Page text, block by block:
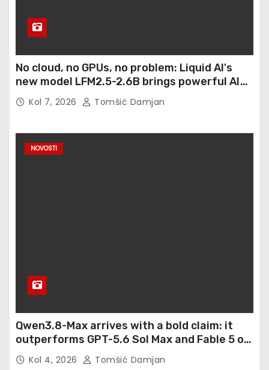
No cloud, no GPUs, no problem: Liquid AI's
new model LFM2.5-2.6B brings powerful AI
agents to devices as small as a Raspberry Pi
Kol 7, 2026 Tomšić Damjan
NOVOSTI
Qwen3.8-Max arrives with a bold claim: it
outperforms GPT-5.6 Sol Max and Fable 5 on
agentic computer use
Kol 4, 2026 Tomšić Damjan